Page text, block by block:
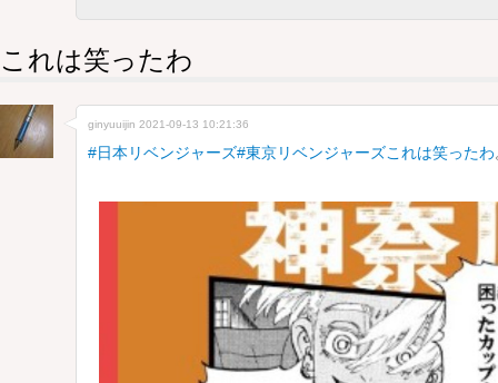
これは笑ったわ
ginyuuijin 2021-09-13 10:21:36
#日本リベンジャーズ#東京リベンジャーズこれは笑ったわ